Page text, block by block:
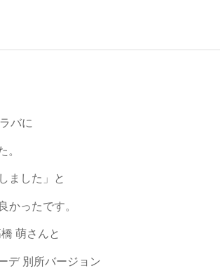
バに
ました」と
ったです。
萌さんと
デ 別所バージョン